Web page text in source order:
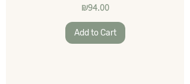
Price
₪94.00
Add to Cart